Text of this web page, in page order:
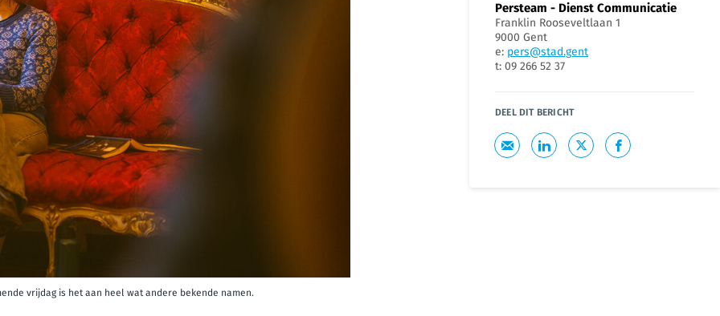
vrijdag is het aan heel wat andere bekende namen.
Persteam - Dienst Communicatie
Franklin Rooseveltlaan 1
9000 Gent
e: pers@stad.gent
t: 09 266 52 37
DEEL DIT BERICHT